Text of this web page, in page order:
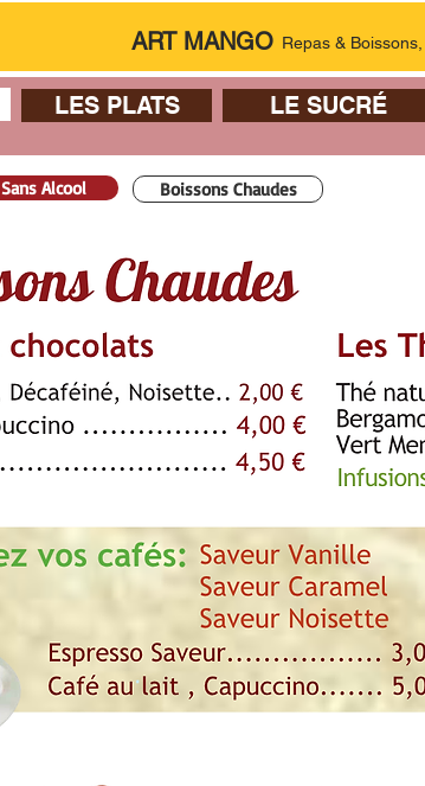
ART MANGO Repas &
LES PLATS LE SUCRÉ
Sans Alcool Boissons Chaudes